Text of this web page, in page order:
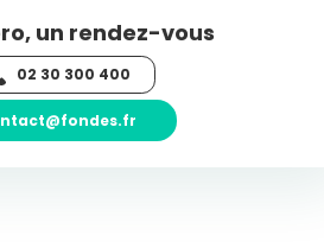
un rendez-vous
02 30 300 400